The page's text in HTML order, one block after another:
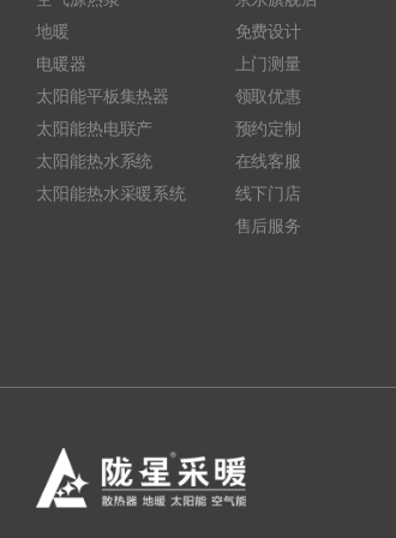
地暖
电暖器
太阳能平板集热器
太阳能热电联产
太阳能热水系统
太阳能热水采暖系统
免费设计
上门测量
领取优惠
预约定制
在线客服
线下门店
售后服务